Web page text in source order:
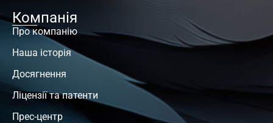
Компанія
Про компанію
Наша історія
Досягнення
Ліцензії та патенти
Прес-центр